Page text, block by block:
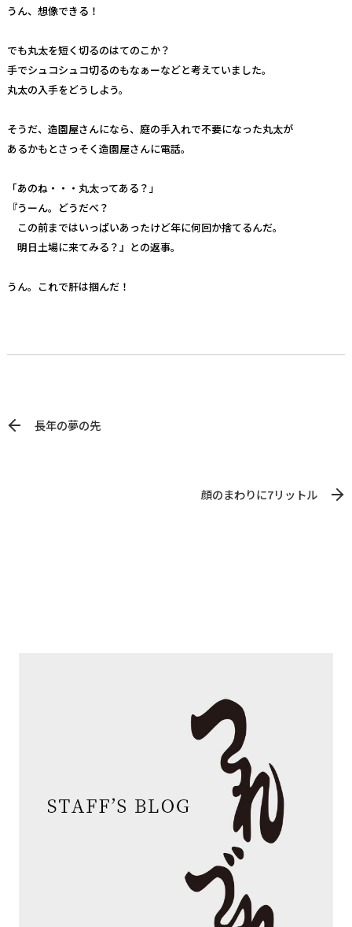
うん、想像できる！
でも丸太を短く切るのはてのこか？
手でシュコシュコ切るのもなぁーなどと考えていました。
丸太の入手をどうしよう。
そうだ、造園屋さんになら、庭の手入れで不要になった丸太が
あるかもとさっそく造園屋さんに電話。
「あのね・・・丸太ってある？」
『うーん。どうだべ？
この前まではいっぱいあったけど年に何回か捨てるんだ。
明日土場に来てみる？』との返事。
うん。これで肝は掴んだ！
長年の夢の先
顔のまわりに7リットル